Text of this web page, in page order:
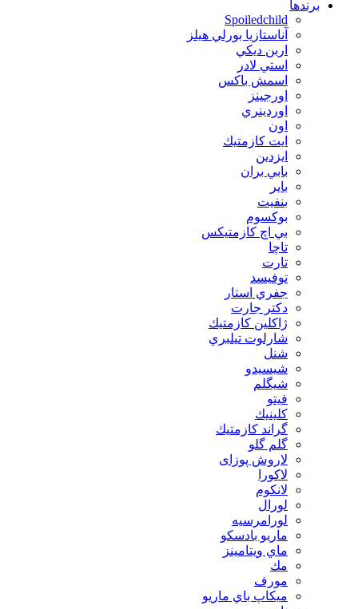
برندها
Spoiledchild
آناستازيا بورلي هيلز
اربن ديكي
استي لادر
اسمش باكس
اورجينز
اوردينري
اون
ايت كازمتيك
ايزدين
بابي بران
بایر
بنفيت
بوكسوم
بي اچ كازمتيكس
تاچا
تارت
توفيسد
جفري استار
دكتر جارت
ژاكلين كازمتيك
شارلوت تيلبري
شنل
شيسيدو
شیگلم
فيتو
كلينيك
گراند كازمتيك
گلم گلو
لاروش پوزای
لاكورا
لانكوم
لورال
لورامرسيه
ماريو بادسكو
ماي ويتامينز
مك
مورف
ميكاپ باي ماريو